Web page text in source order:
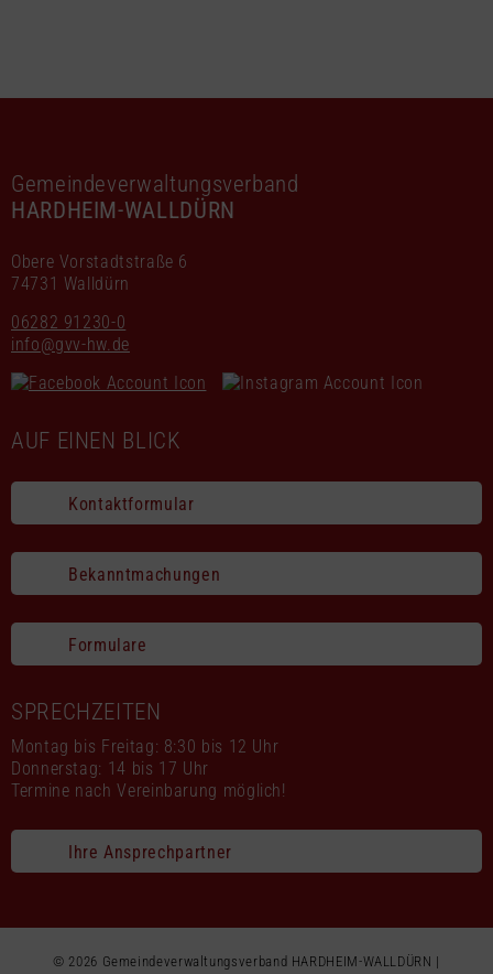
Gemeindeverwaltungsverband
HARDHEIM-WALLDÜRN
Obere Vorstadtstraße 6
74731 Walldürn
06282 91230-0
info@gvv-hw.de
AUF EINEN BLICK
Kontaktformular
Bekanntmachungen
Formulare
SPRECHZEITEN
Montag bis Freitag: 8:30 bis 12 Uhr
Donnerstag: 14 bis 17 Uhr
Termine nach Vereinbarung möglich!
Ihre Ansprechpartner
© 2026 Gemeindeverwaltungsverband HARDHEIM-WALLDÜRN |